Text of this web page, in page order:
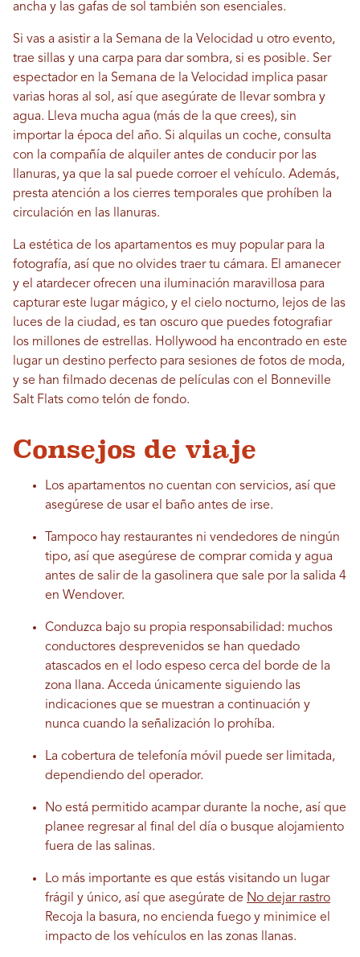
ancha y las gafas de sol también son esenciales.
Si vas a asistir a la Semana de la Velocidad u otro evento,
trae sillas y una carpa para dar sombra, si es posible. Ser
espectador en la Semana de la Velocidad implica pasar
varias horas al sol, así que asegúrate de llevar sombra y
agua. Lleva mucha agua (más de la que crees), sin
importar la época del año. Si alquilas un coche, consulta
con la compañía de alquiler antes de conducir por las
llanuras, ya que la sal puede corroer el vehículo. Además,
presta atención a los cierres temporales que prohíben la
circulación en las llanuras.
La estética de los apartamentos es muy popular para la
fotografía, así que no olvides traer tu cámara. El amanecer
y el atardecer ofrecen una iluminación maravillosa para
capturar este lugar mágico, y el cielo nocturno, lejos de las
luces de la ciudad, es tan oscuro que puedes fotografiar
los millones de estrellas. Hollywood ha encontrado en este
lugar un destino perfecto para sesiones de fotos de moda,
y se han filmado decenas de películas con el Bonneville
Salt Flats como telón de fondo.
Consejos de viaje
Los apartamentos no cuentan con servicios, así que
asegúrese de usar el baño antes de irse.
Tampoco hay restaurantes ni vendedores de ningún
tipo, así que asegúrese de comprar comida y agua
antes de salir de la gasolinera que sale por la salida 4
en Wendover.
Conduzca bajo su propia responsabilidad: muchos
conductores desprevenidos se han quedado
atascados en el lodo espeso cerca del borde de la
zona llana. Acceda únicamente siguiendo las
indicaciones que se muestran a continuación y
nunca cuando la señalización lo prohíba.
La cobertura de telefonía móvil puede ser limitada,
dependiendo del operador.
No está permitido acampar durante la noche, así que
planee regresar al final del día o busque alojamiento
fuera de las salinas.
Lo más importante es que estás visitando un lugar
frágil y único, así que asegúrate de No dejar rastro
Recoja la basura, no encienda fuego y minimice el
impacto de los vehículos en las zonas llanas.